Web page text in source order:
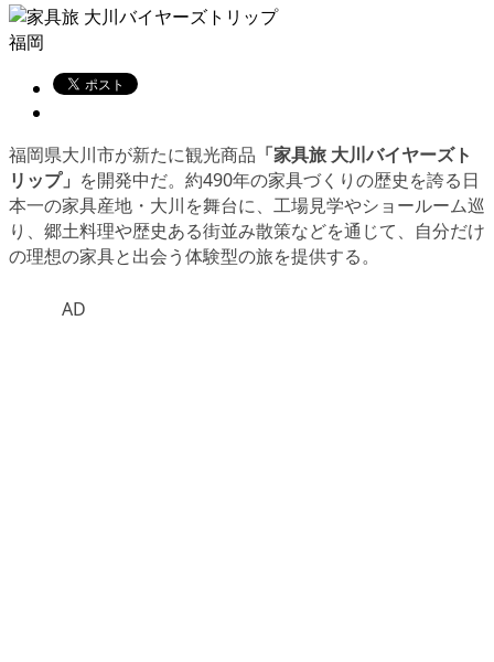
福岡
福岡県大川市が新たに観光商品 「家具旅 大川バイヤーズト
リップ」 を開発中だ。約490年の家具づくりの歴史を誇る日
本一の家具産地・大川を舞台に、工場見学やショールーム巡
り、郷土料理や歴史ある街並み散策などを通じて、自分だけ
の理想の家具と出会う体験型の旅を提供する。
AD